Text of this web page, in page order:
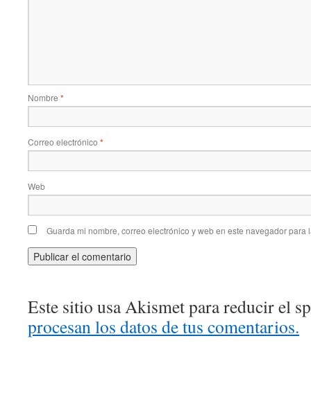
Nombre *
Correo electrónico *
Web
Guarda mi nombre, correo electrónico y web en este navegador para
Este sitio usa Akismet para reducir el
procesan los datos de tus comentarios.